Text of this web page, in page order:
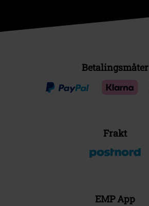
Betalingsmåter
Frakt
EMP App